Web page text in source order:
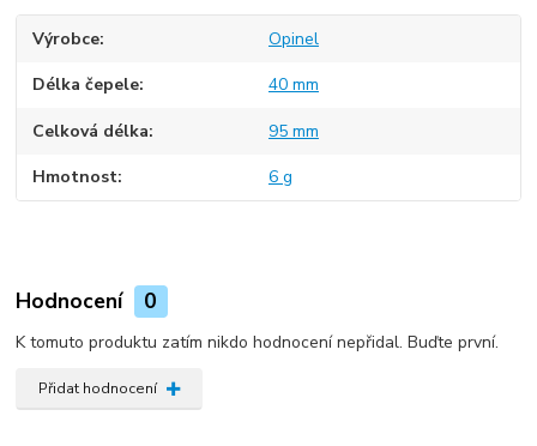
Výrobce Opinel
Délka čepele 40 mm
Celková délka 95 mm
Hmotnost 6 g
Hodnocení 0
K tomuto produktu zatím nikdo hodnocení nepřidal. Buďte první.
Přidat hodnocení